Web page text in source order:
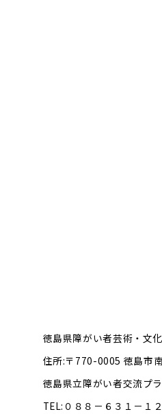
徳島県障がい者芸術・文
住所:〒770-0005 徳島市
徳島県立障がい者交流プ
TEL:０８８－６３１－１